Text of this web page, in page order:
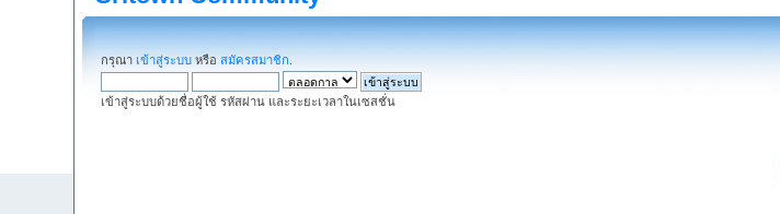
กรุณา เข้าสู่ระบบ หรือสมัครสมาชิก
เข้าสู่ระบบด้วยชื่อผู้ใช้ รหัสผ่าน และระยะเวลาในเซสชั่น